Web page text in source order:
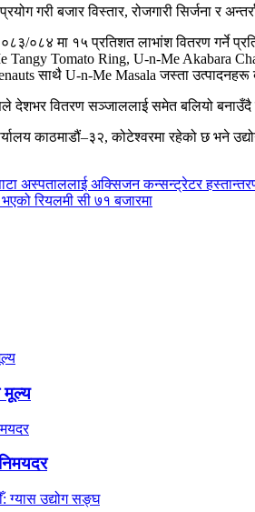
गरी बजार विस्तार, रोजगारी सिर्जना र
०८४ मा १५ प्रतिशत लाभांश वितरण गर्ने
Tangy Tomato Ring, U-n-Me Akabara
साथै U-n-Me Masala जस्ता
देशभर वितरण सञ्जाललाई समेत बलियो
काठमाडौं–३२, कोटेश्वरमा रहेको छ भने
अस्पताललाई अक्सिजन कन्सन्ट्रेटर
रियलमी सी ७१ बजारमा
मूल्य